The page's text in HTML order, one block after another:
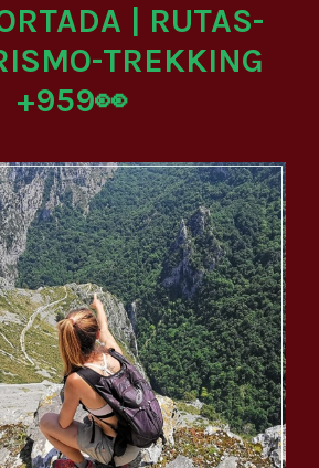
| RUTAS-
TREKKING
+959👀